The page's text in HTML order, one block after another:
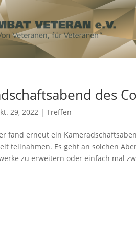
des
29, 2022 |Treffen
fand erneut ein
teilnahmen. Es geht an solchen
zu erweitern oder einfach mal